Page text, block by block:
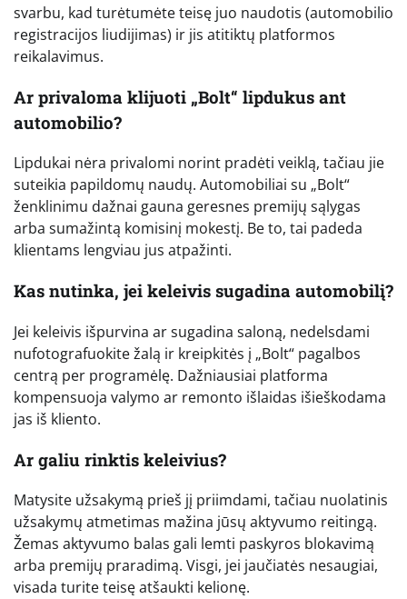
svarbu, kad turėtumėte teisę juo naudotis (automobilio
registracijos liudijimas) ir jis atitiktų platformos
reikalavimus.
Ar privaloma klijuoti „Bolt“ lipdukus ant
automobilio?
Lipdukai nėra privalomi norint pradėti veiklą, tačiau jie
suteikia papildomų naudų. Automobiliai su „Bolt“
ženklinimu dažnai gauna geresnes premijų sąlygas
arba sumažintą komisinį mokestį. Be to, tai padeda
klientams lengviau jus atpažinti.
Kas nutinka, jei keleivis sugadina automobilį?
Jei keleivis išpurvina ar sugadina saloną, nedelsdami
nufotografuokite žalą ir kreipkitės į „Bolt“ pagalbos
centrą per programėlę. Dažniausiai platforma
kompensuoja valymo ar remonto išlaidas išieškodama
jas iš kliento.
Ar galiu rinktis keleivius?
Matysite užsakymą prieš jį priimdami, tačiau nuolatinis
užsakymų atmetimas mažina jūsų aktyvumo reitingą.
Žemas aktyvumo balas gali lemti paskyros blokavimą
arba premijų praradimą. Visgi, jei jaučiatės nesaugiai,
visada turite teisę atšaukti kelionę.